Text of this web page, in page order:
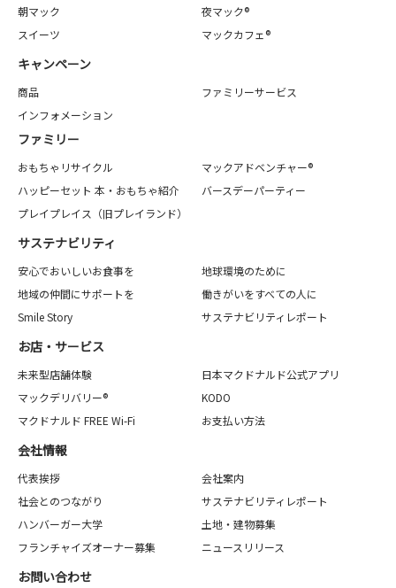
朝マック
夜マック®
スイーツ
マックカフェ®
キャンペーン
商品
ファミリーサービス
インフォメーション
ファミリー
おもちゃリサイクル
マックアドベンチャー®
ハッピーセット 本・おもちゃ紹介
バースデーパーティー
プレイプレイス（旧プレイランド）
サステナビリティ
安心でおいしいお食事を
地球環境のために
地域の仲間にサポートを
働きがいをすべての人に
Smile Story
サステナビリティレポート
お店・サービス
未来型店舗体験
日本マクドナルド公式アプリ
マックデリバリー®
KODO
マクドナルド FREE Wi-Fi
お支払い方法
会社情報
代表挨拶
会社案内
社会とのつながり
サステナビリティレポート
ハンバーガー大学
土地・建物募集
フランチャイズオーナー募集
ニュースリリース
お問い合わせ